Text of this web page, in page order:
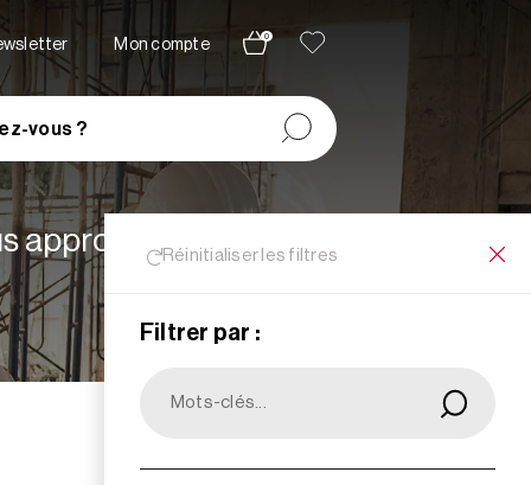
Mon compte
0
vous ?
Réinitialiser les filtres
Filtrer par :
appropriées à vos